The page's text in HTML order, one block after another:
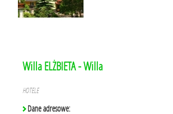
Willa ELŻBIETA - Willa
HOTELE
Dane adresowe: